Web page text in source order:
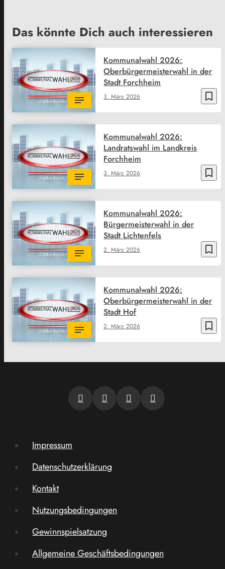
Das könnte Dich auch interessieren
bookmark_border
3. März 2026
Kommunalwahl 2026:
Oberbürgermeisterwahl in der
Stadt Forchheim
bookmark_border
3. März 2026
Kommunalwahl 2026:
Landratswahl im Landkreis
Forchheim
bookmark_border
2. März 2026
Kommunalwahl 2026:
Bürgermeisterwahl in der
Stadt Lichtenfels
bookmark_border
2. März 2026
Kommunalwahl 2026:
Oberbürgermeisterwahl in der
Stadt Hof
Impressum
Datenschutzerklärung
Kontakt
Nutzungsbedingungen
Gewinnspielsatzung
Allgemeine Geschäftsbedingungen